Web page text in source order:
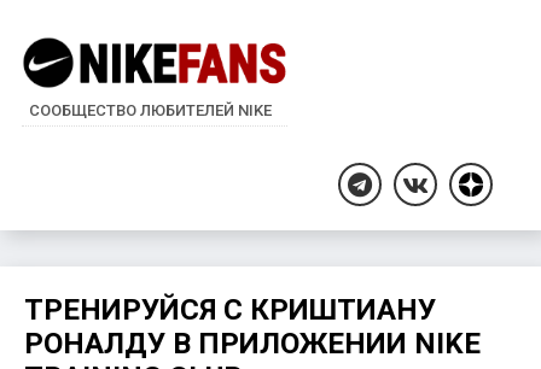
СООБЩЕСТВО ЛЮБИТЕЛЕЙ NIKE
TelegramВКонтакте
Дзен
ТРЕНИРУЙСЯ C КРИШТИАНУ
РОНАЛДУ В ПРИЛОЖЕНИИ NIKE